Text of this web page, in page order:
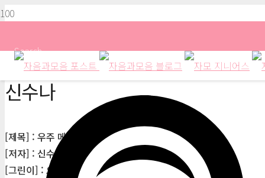
Search
신수나
[제목] : 우주 메아리
[저자] : 신수나
[그린이] : 오이트